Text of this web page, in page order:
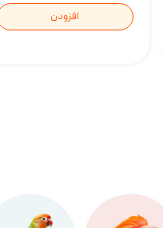
افزودن